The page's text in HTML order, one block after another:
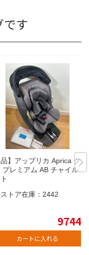
です
品】アップリカ Aprica クル
プレミアム AB チャイルド
トア在庫： 2442
9744
カートに入れる